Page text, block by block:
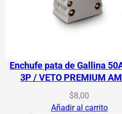
Enchufe pata de Gallina
3P / VETO PREMIUM
$8,00
Añadir al carrito